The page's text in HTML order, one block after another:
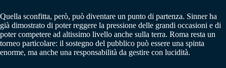
Quella sconfitta, però, può diventare un punto di partenza. Sinner ha
già dimostrato di poter reggere la pressione delle grandi occasioni e di
poter competere ad altissimo livello anche sulla terra. Roma resta un
torneo particolare: il sostegno del pubblico può essere una spinta
enorme, ma anche una responsabilità da gestire con lucidità.